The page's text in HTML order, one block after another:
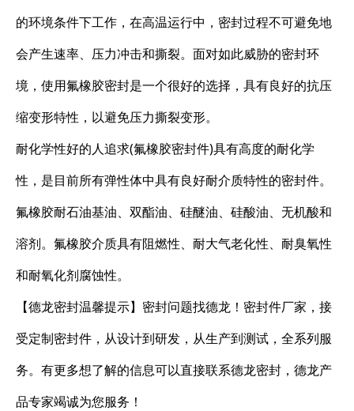
的环境条件下工作，在高温运行中，密封过程不可避免地
会产生速率、压力冲击和撕裂。面对如此威胁的密封环
境，使用氟橡胶密封是一个很好的选择，具有良好的抗压
缩变形特性，以避免压力撕裂变形。
耐化学性好的人追求(氟橡胶密封件)具有高度的耐化学
性，是目前所有弹性体中具有良好耐介质特性的密封件。
氟橡胶耐石油基油、双酯油、硅醚油、硅酸油、无机酸和
溶剂。氟橡胶介质具有阻燃性、耐大气老化性、耐臭氧性
和耐氧化剂腐蚀性。
【德龙密封温馨提示】密封问题找德龙！密封件厂家，接
受定制密封件，从设计到研发，从生产到测试，全系列服
务。有更多想了解的信息可以直接联系德龙密封，德龙产
品专家竭诚为您服务！